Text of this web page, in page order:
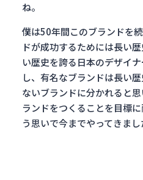
ね。
僕は50年間このブランドを
ドが成功するためには長い
い歴史を誇る日本のデザイ
し、有名なブランドは長い
ないブランドに分かれると
ランドをつくることを目標
う思いで今までやってきまし